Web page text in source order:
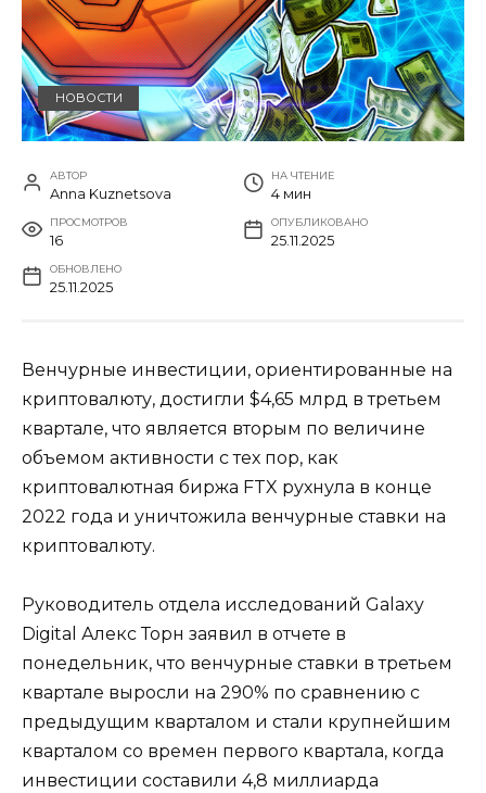
НОВОСТИ
АВТОР
Anna Kuznetsova
НА ЧТЕНИЕ
4 мин
ПРОСМОТРОВ
16
ОПУБЛИКОВАНО
25.11.2025
ОБНОВЛЕНО
25.11.2025
Венчурные инвестиции, ориентированные на
криптовалюту, достигли $4,65 млрд в третьем
квартале, что является вторым по величине
объемом активности с тех пор, как
криптовалютная биржа FTX рухнула в конце
2022 года и уничтожила венчурные ставки на
криптовалюту.
Руководитель отдела исследований Galaxy
Digital Алекс Торн заявил в отчете в
понедельник, что венчурные ставки в третьем
квартале выросли на 290% по сравнению с
предыдущим кварталом и стали крупнейшим
кварталом со времен первого квартала, когда
инвестиции составили 4,8 миллиарда